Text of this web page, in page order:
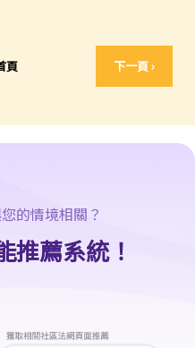
頁 下一頁 ›
？
的情境相關？
推薦系統！